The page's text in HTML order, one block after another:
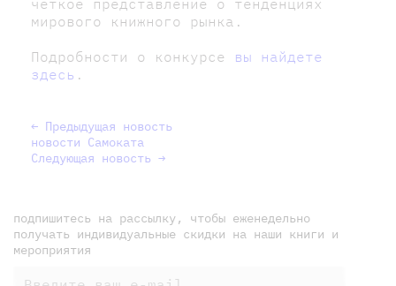
четкое представление о тенденциях
мирового книжного рынка.
Подробности о конкурсе вы найдете
здесь .
← Предыдущая новость
новости Самоката
Следующая новость →
подпишитесь на рассылку, чтобы еженедельно
получать индивидуальные скидки на наши книги и
мероприятия